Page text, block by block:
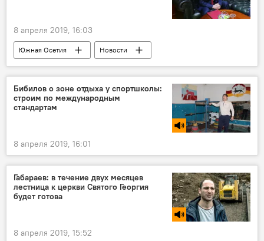
8 апреля 2019, 16:03
Южная Осетия Новости
Бибилов о зоне отдыха у спортшколы:
строим по международным
стандартам
8 апреля 2019, 16:01
Габараев: в течение двух месяцев
лестница к церкви Святого Георгия
будет готова
8 апреля 2019, 15:52